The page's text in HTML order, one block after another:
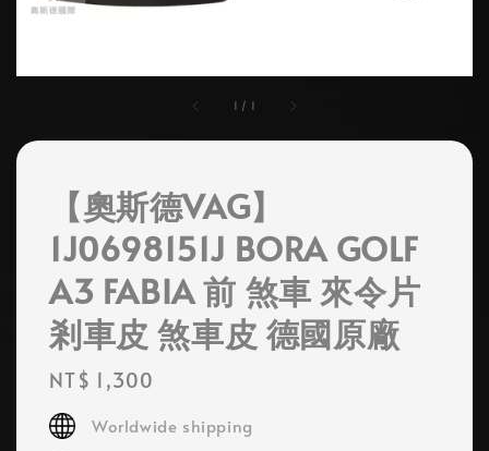
1 / 1
【奧斯德VAG】
1J0698151J BORA GOLF
A3 FABIA 前 煞車 來令片
剎車皮 煞車皮 德國原廠
Regular
price
NT$ 1,300
Worldwide shipping